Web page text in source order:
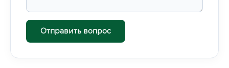
Отправить вопрос